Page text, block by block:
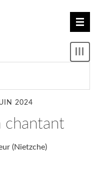
2024
chantant
(Nietzche)